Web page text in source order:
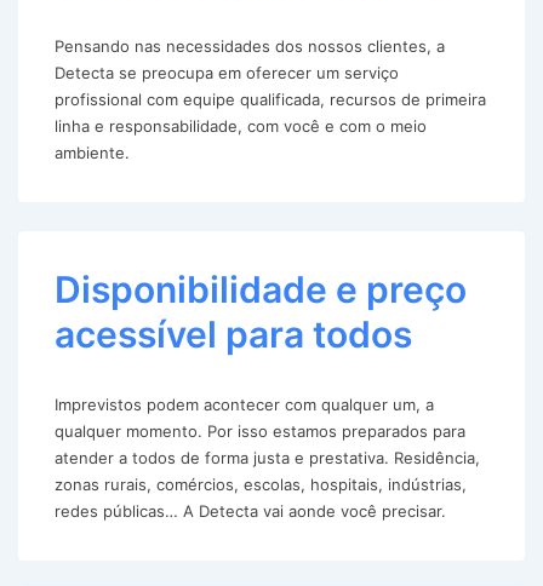
Pensando nas necessidades dos nossos clientes, a
Detecta se preocupa em oferecer um serviço
profissional com equipe qualificada, recursos de primeira
linha e responsabilidade, com você e com o meio
ambiente.
Disponibilidade e preço
acessível para todos
Imprevistos podem acontecer com qualquer um, a
qualquer momento. Por isso estamos preparados para
atender a todos de forma justa e prestativa. Residência,
zonas rurais, comércios, escolas, hospitais, indústrias,
redes públicas… A Detecta vai aonde você precisar.